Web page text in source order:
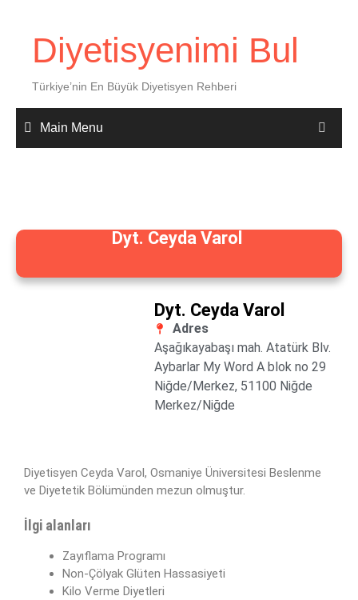
Diyetisyenimi Bul
Türkiye’nin En Büyük Diyetisyen Rehberi
Main Menu
Dyt. Ceyda Varol
Dyt. Ceyda Varol
Adres
Aşağıkayabaşı mah. Atatürk Blv.
Aybarlar My Word A blok no 29
Niğde/Merkez, 51100 Niğde
Merkez/Niğde
Diyetisyen Ceyda Varol, Osmaniye Üniversitesi Beslenme
ve Diyetetik Bölümünden mezun olmuştur.
İlgi alanları
Zayıflama Programı
Non-Çölyak Glüten Hassasiyeti
Kilo Verme Diyetleri